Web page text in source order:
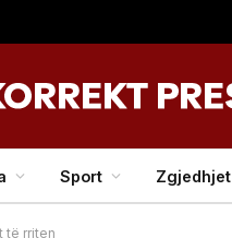
Sport Zgjedhjet
të rriten